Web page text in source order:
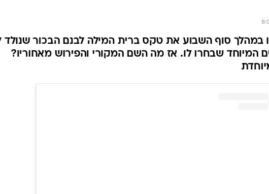
במהלך סוף השבוע את טקס ברית המילה לבנם הבכור שנולד
המיוחד שבחרו לו. אז מה השם המקורי והפירוש מאחוריו?